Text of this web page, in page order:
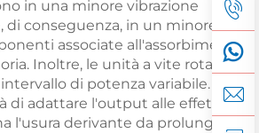
in una minore vibrazione
di conseguenza, in un minore
associate all'assorbimento
Inoltre, le unità a vite rotativa
di potenza variabile.
di adattare l'output alle effettive
l'usura derivante da prolungati e